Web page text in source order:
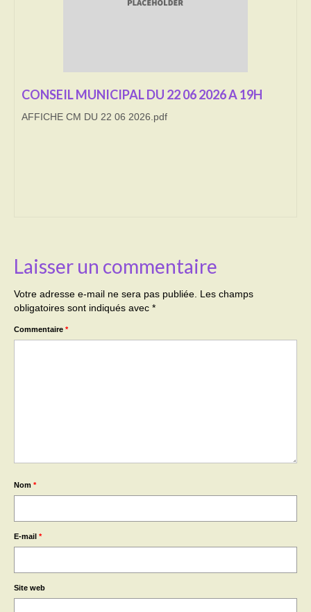
Correspondants de presse
CONSEIL MUNICIPAL DU 22 06 2026 A 19H
AFFICHE CM DU 22 06 2026.pdf
Laisser un commentaire
Votre adresse e-mail ne sera pas publiée. Les champs
obligatoires sont indiqués avec *
Commentaire *
Nom *
E-mail *
Site web